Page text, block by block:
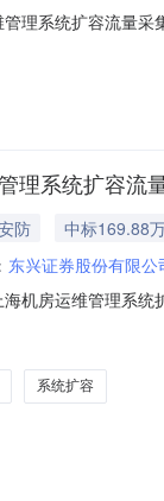
理系统扩容流量
林杨招标代理机
理系统扩容流
防
中标169.88
东兴证券股份有限公
机房运维管理系
元公示
系统扩容